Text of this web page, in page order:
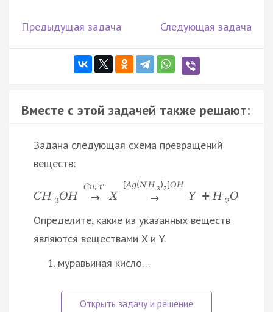
Предыдущая задача Следующая задача
Вместе с этой задачей также решают:
Задана следующая схема превращений
веществ:
CH 3OH
Cu, t°
→ X
[Ag(N H 3 )2 ]OH
→ Y + H 2O
Определите, какие из указанных веществ
являются веществами X и Y.
муравьиная кисло…